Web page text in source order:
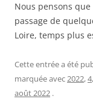
Nous pensons
passage de
Loire, temps plus
Cette entrée a été
marquée avec2022,4,
août 2022 .